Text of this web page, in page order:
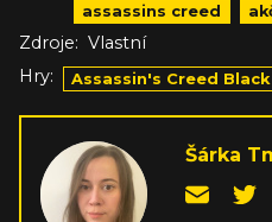
assassins creed
Zdroje: Vlastní
Hry:
Assassin's Creed
Šárka